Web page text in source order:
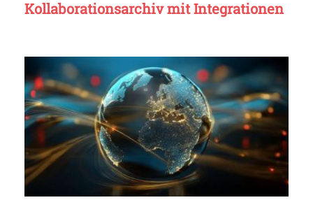
Kollaborationsarchiv mit Integrationen